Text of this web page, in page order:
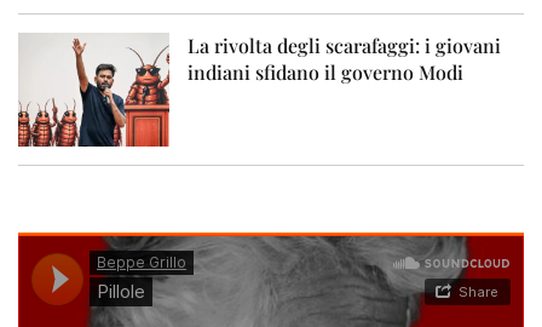
La rivolta degli scarafaggi: i giovani
indiani sfidano il governo Modi